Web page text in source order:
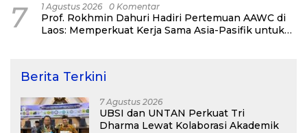
7 1 Agustus 2026 0 Komentar
Prof. Rokhmin Dahuri Hadiri Pertemuan AAWC di
Laos: Memperkuat Kerja Sama Asia-Pasifik untuk
Berita Terkini
7 Agustus 2026
UBSI dan UNTAN Perkuat Tri
Dharma Lewat Kolaborasi Akademik